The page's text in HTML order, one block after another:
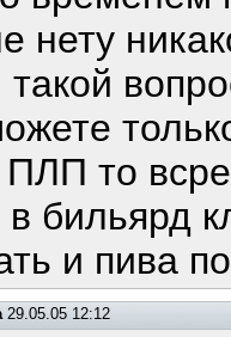
нету
то
в бильярд
и пива
29.05.05 12:12